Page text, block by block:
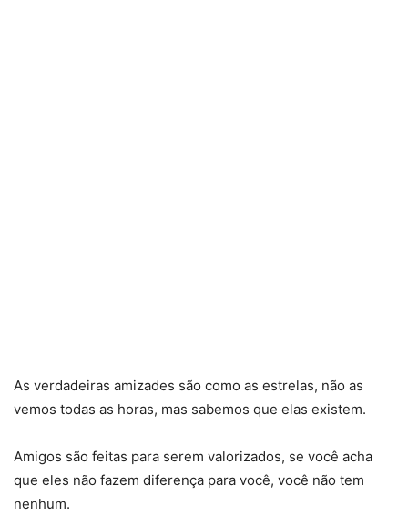
As verdadeiras amizades são como as estrelas, não as
vemos todas as horas, mas sabemos que elas existem.
Amigos são feitas para serem valorizados, se você acha
que eles não fazem diferença para você, você não tem
nenhum.